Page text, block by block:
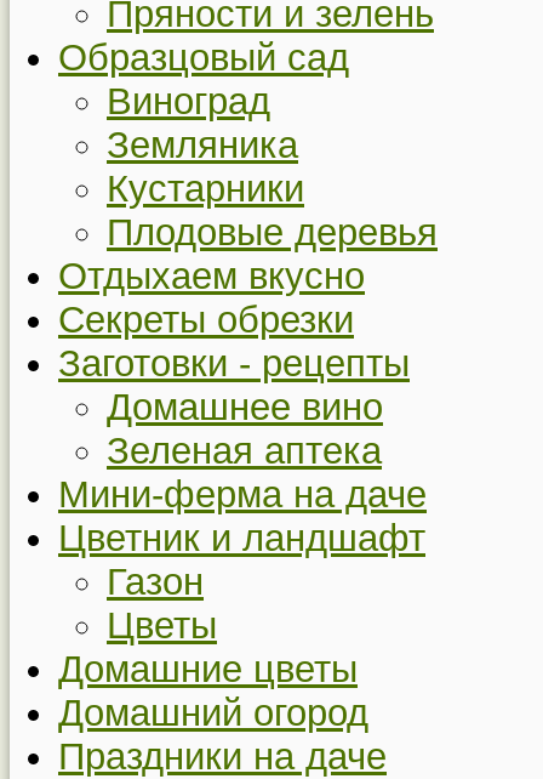
Пряности и зелень
Образцовый сад
Виноград
Земляника
Кустарники
Плодовые деревья
Отдыхаем вкусно
Секреты обрезки
Заготовки - рецепты
Домашнее вино
Зеленая аптека
Мини-ферма на даче
Цветник и ландшафт
Газон
Цветы
Домашние цветы
Домашний огород
Праздники на даче